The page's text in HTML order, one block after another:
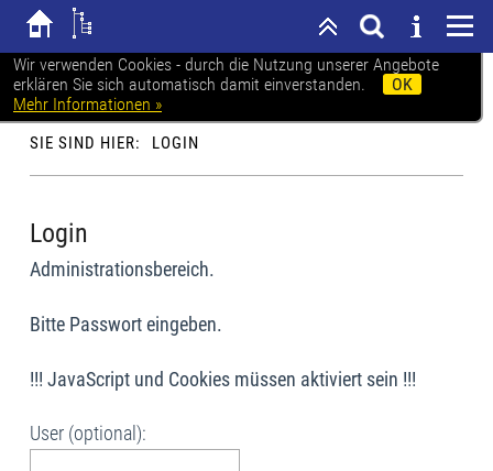
Karl-Heine-Schule Leipzig
SIE SIND HIER: LOGIN
Login
Administrationsbereich.
Bitte Passwort eingeben.
!!! JavaScript und Cookies müssen aktiviert sein !!!
User (optional):
Wir verwenden Cookies - durch die Nutzung unserer Angebote
erklären Sie sich automatisch damit einverstanden.
OK
Mehr Informationen »